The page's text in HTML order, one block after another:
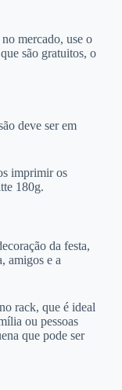
mercado, use o
são gratuitos, o
deve ser em
imprimir os
180g.
da festa,
amigos e a
rack, que é ideal
ou pessoas
que pode ser